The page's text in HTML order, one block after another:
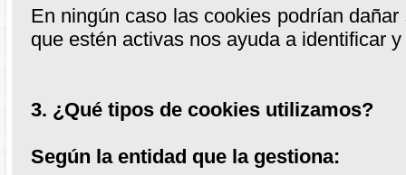
En ningún caso las cookies podrían
que estén activas nos ayuda a identificar
3. ¿Qué tipos de cookies utilizamos?
Según la entidad que la gestiona: